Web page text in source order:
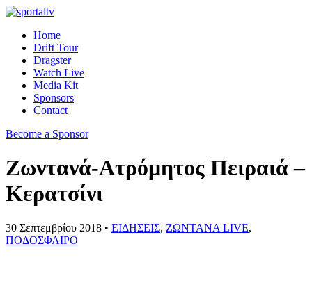
Home
Drift Tour
Dragster
Watch Live
Media Kit
Sponsors
Contact
Become a Sponsor
Ζωντανά-Ατρόμητος Πειραιά –
Κερατσίνι
30 Σεπτεμβρίου 2018 • ΕΙΔΗΣΕΙΣ, ΖΩΝΤΑΝΑ LIVE,
ΠΟΔΟΣΦΑΙΡΟ